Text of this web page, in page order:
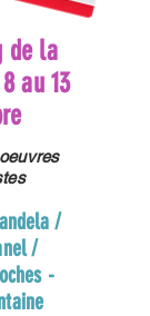
de la
au 13
/
/
-